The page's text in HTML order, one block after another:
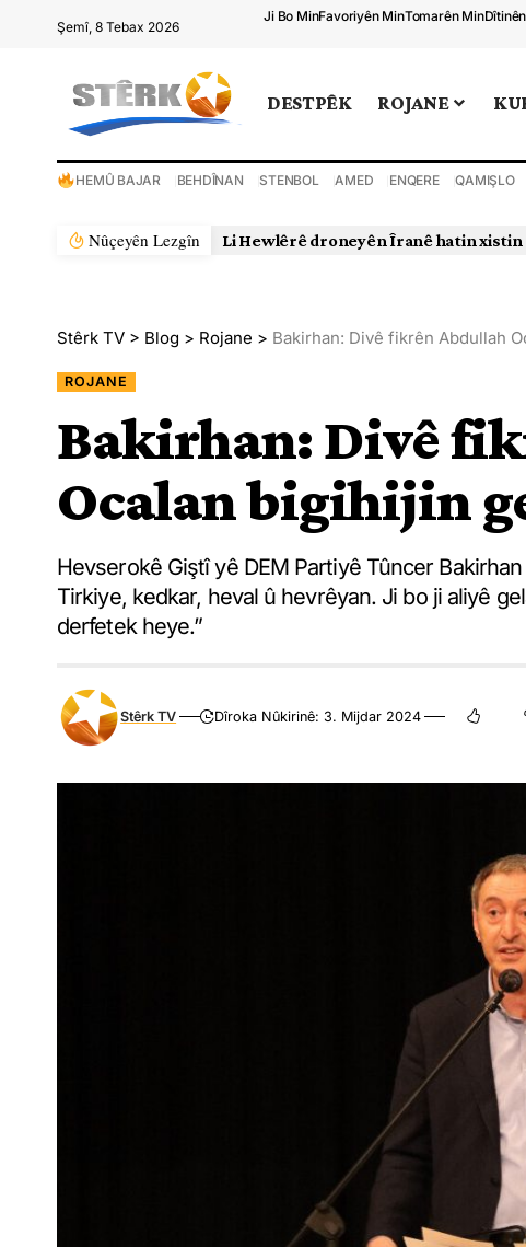
Şemî, 8 Tebax 2026
Ji Bo MinFavoriyên MinTomarên Min
DESTPÊK ROJANE
HEMÛ BAJAR BEHDÎNAN STENBOL AMED ENQERE QAMIŞLO
Nûçeyên Lezgîn Li Hewlêrê droneyên Îranê hatin xistin
Stêrk TV > Blog > Rojane > Bakirhan: Divê fikrên Abdullah
ROJANE
Bakirhan: Divê
Ocalan bigihijin
Hevserokê Giştî yê DEM Partiyê Tûncer
Tirkiye, kedkar, heval û hevrêyan. Ji bo ji aliyê
derfetek heye.”
Stêrk TV Dîroka Nûkirinê: 3. Mijdar 2024